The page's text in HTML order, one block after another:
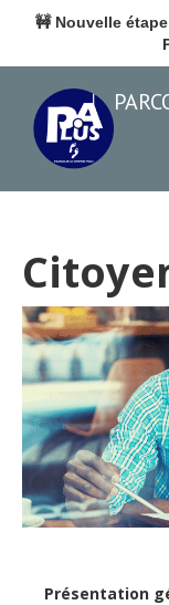
🚧 Nouvelle
Présentation